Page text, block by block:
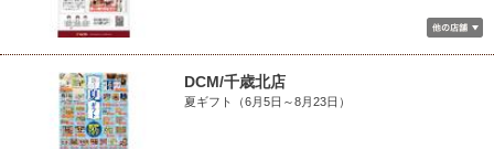
DCM/千歳北店
夏ギフト（6月5日～8月23日）